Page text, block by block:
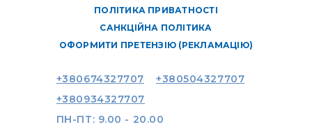
ПОЛІТИКА ПРИВАТНОСТІ
САНКЦІЙНА ПОЛІТИКА
ОФОРМИТИ ПРЕТЕНЗІЮ (РЕКЛАМАЦІЮ)
+380674327707
+380504327707
+380934327707
ПН-ПТ: 9.00 - 20.00